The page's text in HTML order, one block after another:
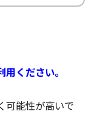
ください。
可能性が高いで